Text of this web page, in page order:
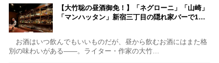
【大竹聡の昼酒御免！】「ネグローニ」「山崎」
「マンハッタン」新宿三丁目の隠れ家バーで1…
お酒はいつ飲んでもいいものだが、昼から飲むお酒にはまた格
別の味わいがある――。ライター・作家の大竹…